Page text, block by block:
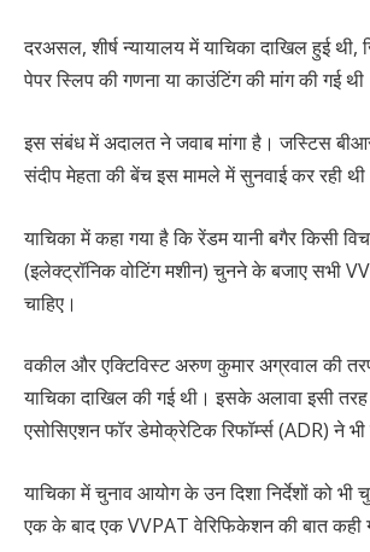
दरअसल, शीर्ष न्यायालय में याचिका दाखिल हुई
पेपर स्लिप की गणना या काउंटिंग की मांग की गई
इस संबंध में अदालत ने जवाब मांगा है। जस्टिस
संदीप मेहता की बेंच इस मामले में सुनवाई कर रही
याचिका में कहा गया है कि रेंडम यानी बगैर किसी
(इलेक्ट्रॉनिक वोटिंग मशीन) चुनने के बजाए सभी
चाहिए।
वकील और एक्टिविस्ट अरुण कुमार अग्रवाल की
याचिका दाखिल की गई थी। इसके अलावा इसी तरह
एसोसिएशन फॉर डेमोक्रेटिक रिफॉर्म्स (ADR) ने
याचिका में चुनाव आयोग के उन दिशा निर्देशों को भी
एक के बाद एक VVPAT वेरिफिकेशन की बात कही